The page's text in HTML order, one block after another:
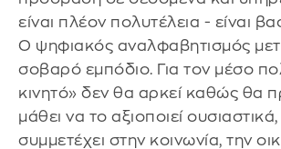
είναι πλέον πολυτέλεια - είναι
Ο ψηφιακός αναλφαβητισμός
σοβαρό εμπόδιο. Για τον μέσο
κινητό» δεν θα αρκεί καθώς θα
μάθει να το αξιοποιεί
συμμετέχει στην κοινωνία, την